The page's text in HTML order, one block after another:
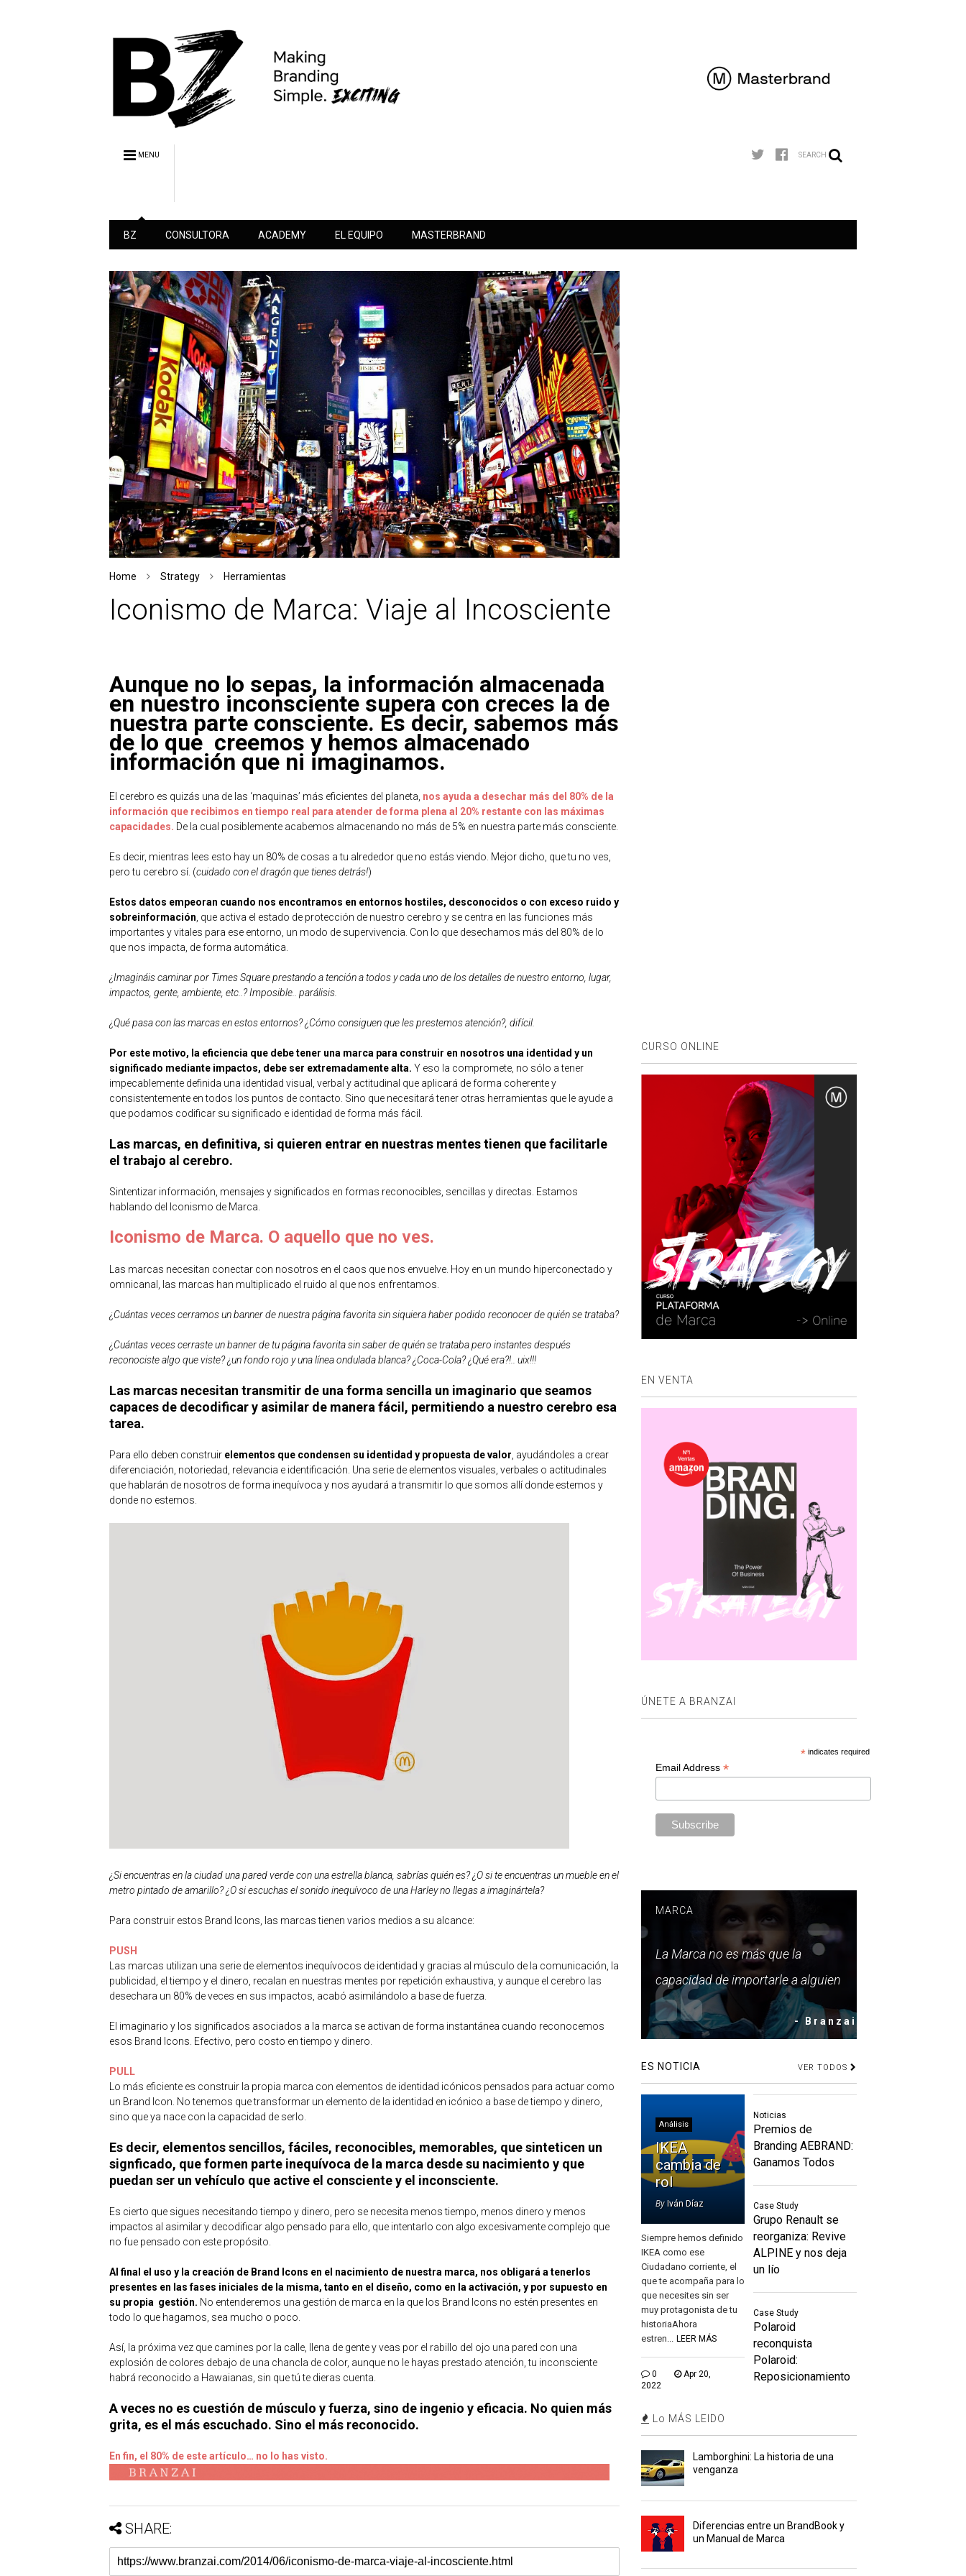
MENU SEARCH
BZ CONSULTORA ACADEMY EL EQUIPO MASTERBRAND
Home Strategy Herramientas
Iconismo de Marca: Viaje al Incosciente
Aunque no lo sepas, la información almacenada
en nuestro inconsciente supera con creces la de
nuestra parte consciente. Es decir, sabemos más
de lo que creemos y hemos almacenado
información que ni imaginamos.
El cerebro es quizás una de las ‘maquinas’ más eficientes del planeta, nos ayuda a desechar más del 80% de la
información que recibimos en tiempo real para atender de forma plena al 20% restante con las máximas
capacidades. De la cual posiblemente acabemos almacenando no más de 5% en nuestra parte más consciente.
Es decir, mientras lees esto hay un 80% de cosas a tu alrededor que no estás viendo. Mejor dicho, que tu no ves,
pero tu cerebro sí. (cuidado con el dragón que tienes detrás!)
Estos datos empeoran cuando nos encontramos en entornos hostiles, desconocidos o con exceso ruido y
sobreinformación, que activa el estado de protección de nuestro cerebro y se centra en las funciones más
importantes y vitales para ese entorno, un modo de supervivencia. Con lo que desechamos más del 80% de lo
que nos impacta, de forma automática.
¿Imagináis caminar por Times Square prestando a tención a todos y cada uno de los detalles de nuestro entorno, lugar,
impactos, gente, ambiente, etc..? Imposible.. parálisis.
¿Qué pasa con las marcas en estos entornos? ¿Cómo consiguen que les prestemos atención?, difícil.
Por este motivo, la eficiencia que debe tener una marca para construir en nosotros una identidad y un
significado mediante impactos, debe ser extremadamente alta. Y eso la compromete, no sólo a tener
impecablemente definida una identidad visual, verbal y actitudinal que aplicará de forma coherente y
consistentemente en todos los puntos de contacto. Sino que necesitará tener otras herramientas que le ayude a
que podamos codificar su significado e identidad de forma más fácil.
Las marcas, en definitiva, si quieren entrar en nuestras mentes tienen que facilitarle
el trabajo al cerebro.
Sintentizar información, mensajes y significados en formas reconocibles, sencillas y directas. Estamos
hablando del Iconismo de Marca.
Iconismo de Marca. O aquello que no ves.
Las marcas necesitan conectar con nosotros en el caos que nos envuelve. Hoy en un mundo hiperconectado y
omnicanal, las marcas han multiplicado el ruido al que nos enfrentamos.
¿Cuántas veces cerramos un banner de nuestra página favorita sin siquiera haber podido reconocer de quién se trataba?
¿Cuántas veces cerraste un banner de tu página favorita sin saber de quién se trataba pero instantes después
reconociste algo que viste? ¿un fondo rojo y una línea ondulada blanca? ¿Coca-Cola? ¿Qué era?!.. uix!!!
Las marcas necesitan transmitir de una forma sencilla un imaginario que seamos
capaces de decodificar y asimilar de manera fácil, permitiendo a nuestro cerebro esa
tarea.
Para ello deben construir elementos que condensen su identidad y propuesta de valor, ayudándoles a crear
diferenciación, notoriedad, relevancia e identificación. Una serie de elementos visuales, verbales o actitudinales
que hablarán de nosotros de forma inequívoca y nos ayudará a transmitir lo que somos allí donde estemos y
donde no estemos.
¿Si encuentras en la ciudad una pared verde con una estrella blanca, sabrías quién es? ¿O si te encuentras un mueble en el
metro pintado de amarillo? ¿O si escuchas el sonido inequívoco de una Harley no llegas a imaginártela?
Para construir estos Brand Icons, las marcas tienen varios medios a su alcance:
PUSH
Las marcas utilizan una serie de elementos inequívocos de identidad y gracias al músculo de la comunicación, la
publicidad, el tiempo y el dinero, recalan en nuestras mentes por repetición exhaustiva, y aunque el cerebro las
desechara un 80% de veces en sus impactos, acabó asimilándolo a base de fuerza.
El imaginario y los significados asociados a la marca se activan de forma instantánea cuando reconocemos
esos Brand Icons. Efectivo, pero costo en tiempo y dinero.
PULL
Lo más eficiente es construir la propia marca con elementos de identidad icónicos pensados para actuar como
un Brand Icon. No tenemos que transformar un elemento de la identidad en icónico a base de tiempo y dinero,
sino que ya nace con la capacidad de serlo.
Es decir, elementos sencillos, fáciles, reconocibles, memorables, que sinteticen un
signficado, que formen parte inequívoca de la marca desde su nacimiento y que
puedan ser un vehículo que active el consciente y el inconsciente.
Es cierto que sigues necesitando tiempo y dinero, pero se necesita menos tiempo, menos dinero y menos
impactos al asimilar y decodificar algo pensado para ello, que intentarlo con algo excesivamente complejo que
no fue pensado con este propósito.
Al final el uso y la creación de Brand Icons en el nacimiento de nuestra marca, nos obligará a tenerlos
presentes en las fases iniciales de la misma, tanto en el diseño, como en la activación, y por supuesto en
su propia gestión. No entenderemos una gestión de marca en la que los Brand Icons no estén presentes en
todo lo que hagamos, sea mucho o poco.
Así, la próxima vez que camines por la calle, llena de gente y veas por el rabillo del ojo una pared con una
explosión de colores debajo de una chancla de color, aunque no le hayas prestado atención, tu inconsciente
habrá reconocido a Hawaianas, sin que tú te dieras cuenta.
A veces no es cuestión de músculo y fuerza, sino de ingenio y eficacia. No quien más
grita, es el más escuchado. Sino el más reconocido.
En fin, el 80% de este artículo… no lo has visto.
SHARE:
CURSO ONLINE
EN VENTA
ÚNETE A BRANZAI
*indicates required
Email Address *
MARCA
La Marca no es más que la
capacidad de importarle a alguien
- Branzai
ES NOTICIA VER TODOS
Análisis
IKEA
cambia de
rol
By Iván Díaz
Siempre hemos definido
IKEA como ese
Ciudadano corriente, el
que te acompaña para lo
que necesites sin ser
muy protagonista de tu
historiaAhora
estren...
LEER MÁS
0
Apr 20,
2022
Noticias
Premios de
Branding AEBRAND:
Ganamos Todos
Case Study
Grupo Renault se
reorganiza: Revive
ALPINE y nos deja
un lío
Case Study
Polaroid
reconquista
Polaroid:
Reposicionamiento
Lo MÁS LEIDO
Lamborghini: La historia de una
venganza
Diferencias entre un BrandBook y
un Manual de Marca